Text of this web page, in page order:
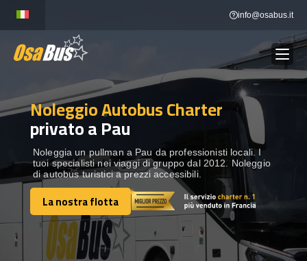
content
info@osabus.it
NOLEGGIO AUTOBUS Show dropdown
DESTINAZIONI Show dropdown
FLOTTA
METTITI IN CONTATTO
METTITI IN CONTATTO
Noleggio Autobus Charter
privato a Pau
Noleggia un pullman a Pau da professionisti locali. I
tuoi specialisti nei viaggi di gruppo dal 2012. Noleggio
di autobus turistici a prezzi accessibili.
La nostra flotta
La nostra flotta